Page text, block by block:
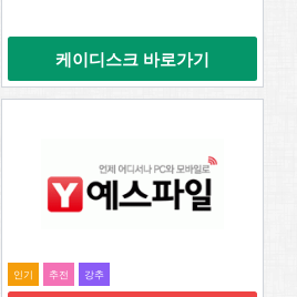
케이디스크 바로가기
인기 추전 강추